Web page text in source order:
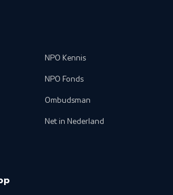
NPO Kennis
NPO Fonds
Ombudsman
Net in Nederland